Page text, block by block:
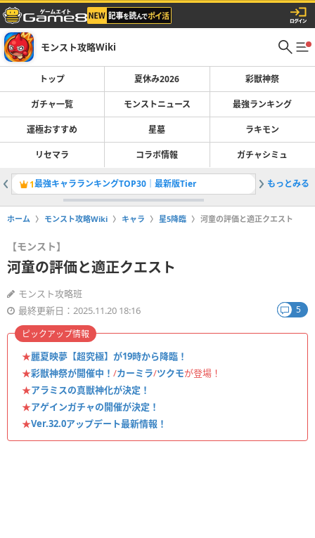
モンスト攻略Wiki
トップ 夏休み2026 彩獣神祭
ガチャ一覧 モンストニュース 最強ランキング
運極おすすめ 星墓 ラキモン
リセマラ コラボ情報 ガチャシミュ
1最強キャラランキングTOP30｜最新版Tier 2彩獣神
もっとみる
ホーム モンスト攻略Wiki キャラ 星5降臨 河童の評価と適正クエスト
【モンスト】
河童の評価と適正クエスト
モンスト攻略班
最終更新日：2025.11.20 18:16
5
★麗夏映夢【超究極】が19時から降臨！
★彩獣神祭が開催中！ /カーミラ/ツクモが登場！
★アラミスの真獣神化が決定！
★アゲインガチャの開催が決定！
★Ver.32.0アップデート最新情報！
ピックアップ情報